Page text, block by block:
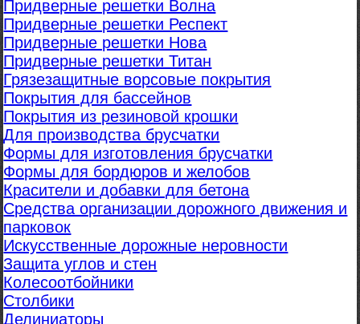
Придверные решетки Волна
Придверные решетки Респект
Придверные решетки Нова
Придверные решетки Титан
Грязезащитные ворсовые покрытия
Покрытия для бассейнов
Покрытия из резиновой крошки
Для производства брусчатки
Формы для изготовления брусчатки
Формы для бордюров и желобов
Красители и добавки для бетона
Средства организации дорожного движения и
парковок
Искусственные дорожные неровности
Защита углов и стен
Колесоотбойники
Столбики
Делиниаторы